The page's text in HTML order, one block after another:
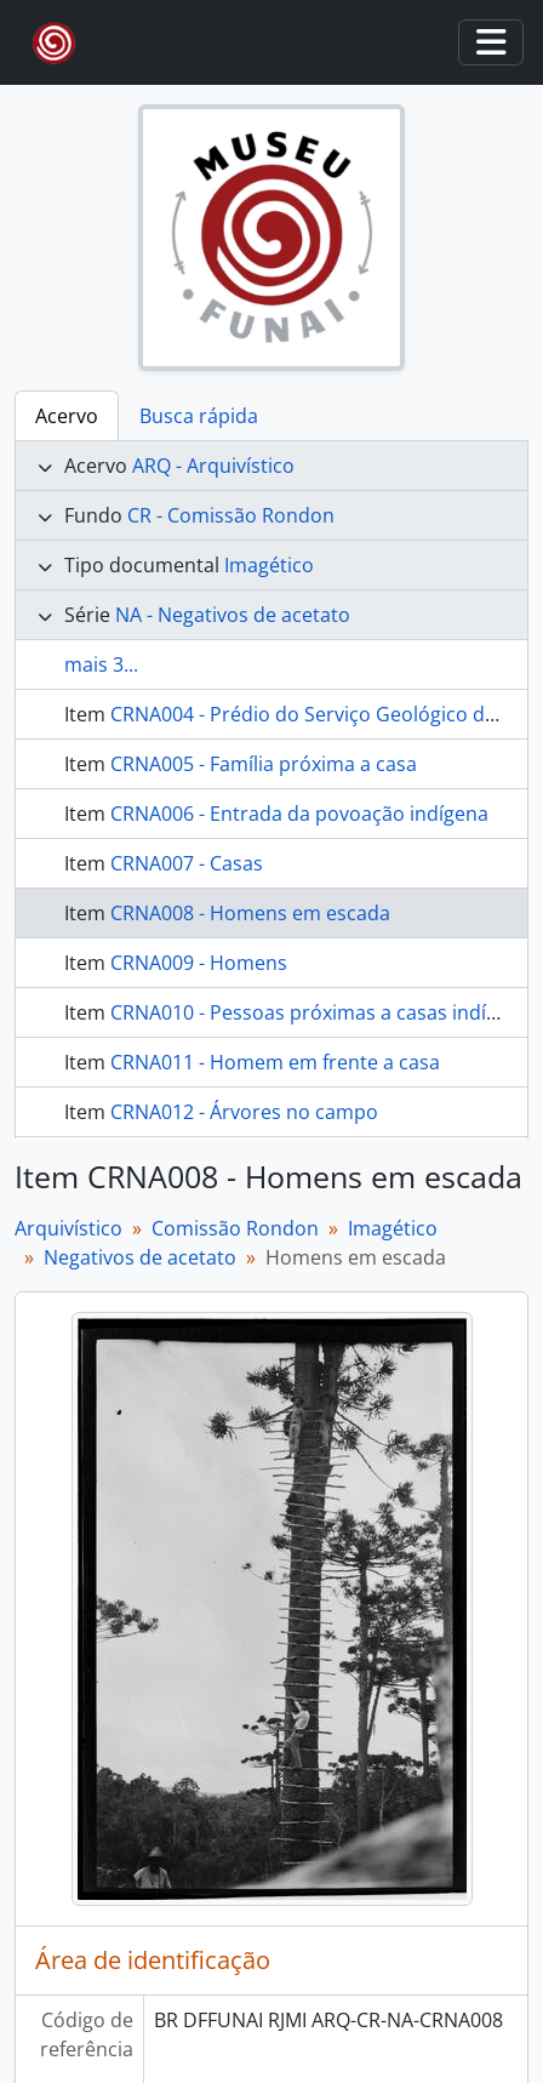
Skip to main content
Acervo
Busca rápida
Acervo ARQ - Arquivístico
Fundo CR - Comissão Rondon
Tipo documental Imagético
Série NA - Negativos de acetato
mais 3...
Item CRNA004 - Prédio do Serviço Geológico do Brasil
Item CRNA005 - Família próxima a casa
Item CRNA006 - Entrada da povoação indígena
Item CRNA007 - Casas
Item CRNA008 - Homens em escada
Item CRNA009 - Homens
Item CRNA010 - Pessoas próximas a casas indígenas
Item CRNA011 - Homem em frente a casa
Item CRNA012 - Árvores no campo
mais 311...
Item CRNA008 - Homens em escada
Arquivístico Comissão Rondon
Imagético
Negativos de acetato
Homens em escada
Área de identificação
Código de
referência
BR DFFUNAI RJMI ARQ-CR-NA-CRNA008